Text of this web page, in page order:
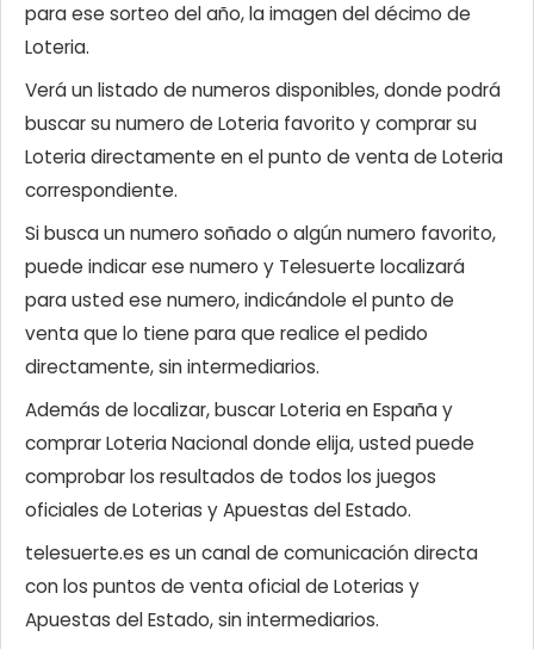
para ese sorteo del año, la imagen del décimo de
Loteria.
Verá un listado de numeros disponibles, donde podrá
buscar su numero de Loteria favorito y comprar su
Loteria directamente en el punto de venta de Loteria
correspondiente.
Si busca un numero soñado o algún numero favorito,
puede indicar ese numero y Telesuerte localizará
para usted ese numero, indicándole el punto de
venta que lo tiene para que realice el pedido
directamente, sin intermediarios.
Además de localizar, buscar Loteria en España y
comprar Loteria Nacional donde elija, usted puede
comprobar los resultados de todos los juegos
oficiales de Loterias y Apuestas del Estado.
telesuerte.es es un canal de comunicación directa
con los puntos de venta oficial de Loterias y
Apuestas del Estado, sin intermediarios.